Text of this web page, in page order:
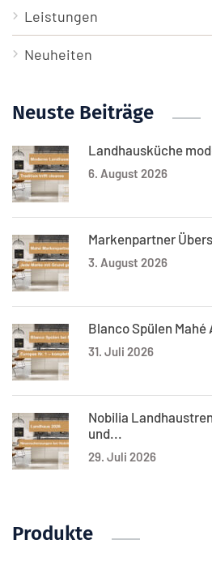
Leistungen
Neuheiten
Neuste Beiträge
Landhausküche
6. August 2026
Markenpartner
3. August 2026
Blanco Spülen Mahé
31. Juli 2026
Nobilia
und...
29. Juli 2026
Produkte